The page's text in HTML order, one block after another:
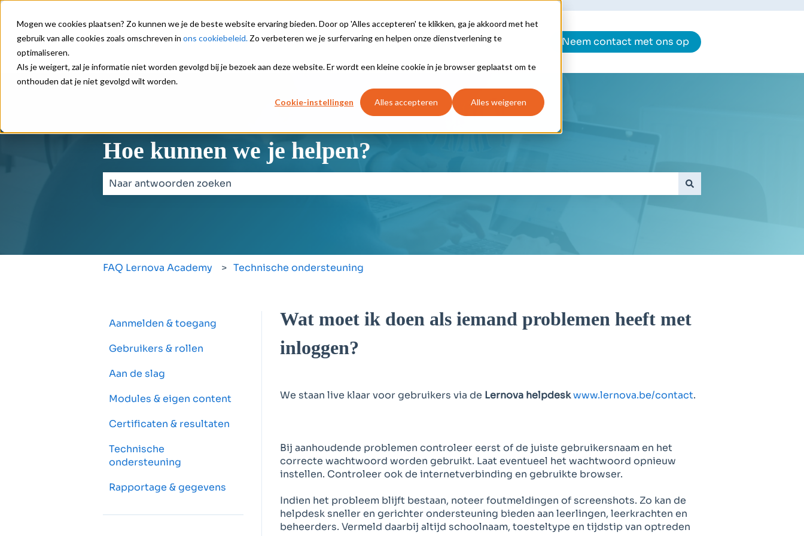
Mogen we cookies plaatsen? Zo kunnen we je de beste website ervaring bieden. Door op 'Alles accepteren' te klikken, ga je akkoord met het
gebruik van alle cookies zoals omschreven in ons cookiebeleid. Zo verbeteren we je surfervaring en helpen onze dienstverlening te
optimaliseren.
Als je weigert, zal je informatie niet worden gevolgd bij je bezoek aan deze website. Er wordt een kleine cookie in je browser geplaatst om te
onthouden dat je niet gevolgd wilt worden.
Cookie-instellingen Alles accepteren Alles weigeren
Neem contact met ons op
Hoe kunnen we je helpen?
FAQ Lernova Academy Technische ondersteuning
Wat moet ik doen als iemand problemen heeft met
inloggen?
We staan live klaar voor gebruikers via de Lernova helpdesk www.lernova.be/contact.
Bij aanhoudende problemen controleer eerst of de juiste gebruikersnaam en het
correcte wachtwoord worden gebruikt. Laat eventueel het wachtwoord opnieuw
instellen. Controleer ook de internetverbinding en gebruikte browser.
Indien het probleem blijft bestaan, noteer foutmeldingen of screenshots. Zo kan de
helpdesk sneller en gerichter ondersteuning bieden aan leerlingen, leerkrachten en
beheerders. Vermeld daarbij altijd schoolnaam, toesteltype en tijdstip van optreden
Aanmelden & toegang
Gebruikers & rollen
Aan de slag
Modules & eigen content
Certificaten & resultaten
Technische
ondersteuning
Rapportage & gegevens